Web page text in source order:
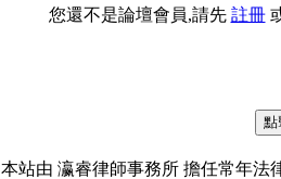
您還不是論壇會員,請先 註冊
本站由 瀛睿律師事務所 擔任常年法